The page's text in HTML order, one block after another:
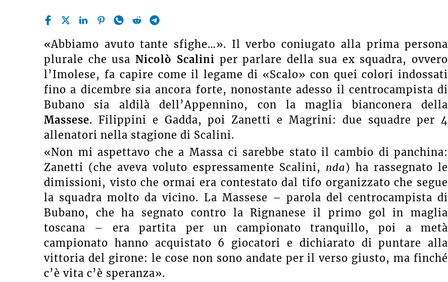
«Abbiamo avuto tante sfighe…». Il verbo coniugato alla prima persona
plurale che usaNicolò Scalini per parlare della sua ex squadra, ovvero
l’Imolese, fa capire come il legame di «Scalo» con quei colori indossati
fino a dicembre sia ancora forte, nonostante adesso il centrocampista di
Bubano sia aldilà dell’Appennino, con la maglia bianconera della
Massese. Filippini e Gadda, poi Zanetti e Magrini: due squadre per 4
allenatori nella stagione di Scalini.
«Non mi aspettavo che a Massa ci sarebbe stato il cambio di panchina:
Zanetti (che aveva voluto espressamente Scalini, nda) ha rassegnato le
dimissioni, visto che ormai era contestato dal tifo organizzato che segue
la squadra molto da vicino. La Massese – parola del centrocampista di
Bubano, che ha segnato contro la Rignanese il primo gol in maglia
toscana – era partita per un campionato tranquillo, poi a metà
campionato hanno acquistato 6 giocatori e dichiarato di puntare alla
vittoria del girone: le cose non sono andate per il verso giusto, ma finché
c’è vita c’è speranza».